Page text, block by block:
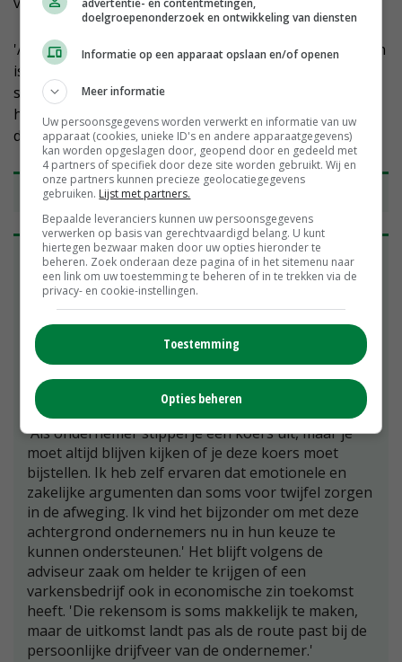
'Als je nu dat gesprek opnieuw voor de geest haalt, dan
is het toekomstplaatje niet opeens veranderd. De
struikelblokken van toen zijn er nog steeds; of het de
huidige locatie, de extra investeringen in dierenwelzijn,
de leeftijd of de andere ambities zijn.'
Een adviseur die weet wat stoppen betekent
Frank Steenbreker (43) is senior agrarisch
bedrijfsadviseur varkens bij ABAB Accountants en
Adviseurs. Daarvoor was hij onder andere actief als
varkensadviseur bij Hendrix UTD. Hij heeft zijn
advieswerk jarenlang gecombineerd met de
werkzaamheden op het ouderlijk varkensbedrijf in
het Gelderse Wehl. Het varkensbedrijf staakt in
2018 na de komst van een hoogspanningslijn
tussen Doetinchem en Duitsland over het bedrijf.
'Als ondernemer stippel je een koers uit, maar je
moet altijd blijven kijken of je deze koers moet
bijstellen. Ik heb zelf ervaren dat emotionele en
zakelijke argumenten dan soms voor twijfel zorgen
in de afweging. Ik vind het bijzonder om met deze
achtergrond ondernemers nu in hun keuze te
kunnen ondersteunen.' Het blijft volgens de
adviseur zaak om helder te krijgen of een
varkensbedrijf ook in economische zin toekomst
heeft. 'Die rekensom is soms makkelijk te maken,
maar de uitkomst landt pas als de route past bij de
persoonlijke drijfveer van de ondernemer.'
advertentie- en contentmetingen,
doelgroepenonderzoek en ontwikkeling van diensten
Informatie op een apparaat opslaan en/of openen
Meer informatie
Uw persoonsgegevens worden verwerkt en informatie van uw
apparaat (cookies, unieke ID's en andere apparaatgegevens)
kan worden opgeslagen door, geopend door en gedeeld met
4 partners of specifiek door deze site worden gebruikt. Wij en
onze partners kunnen precieze geolocatiegegevens
gebruiken. Lijst met partners.
Bepaalde leveranciers kunnen uw persoonsgegevens
verwerken op basis van gerechtvaardigd belang. U kunt
hiertegen bezwaar maken door uw opties hieronder te
beheren. Zoek onderaan deze pagina of in het sitemenu naar
een link om uw toestemming te beheren of in te trekken via de
privacy- en cookie-instellingen.
Toestemming
Opties beheren